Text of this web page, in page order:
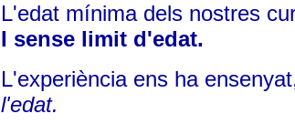
L'edat mínima dels nostres
I sense limit d'edat.
L'experiència ens ha
l'edat.